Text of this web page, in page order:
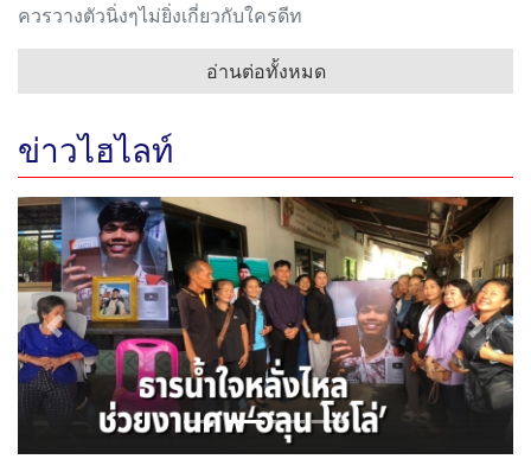
ควรวางตัวนิ่งๆไม่ยิ่งเกี่ยวกับใครดีท
อ่านต่อทั้งหมด
ข่าวไฮไลท์
Previous Next